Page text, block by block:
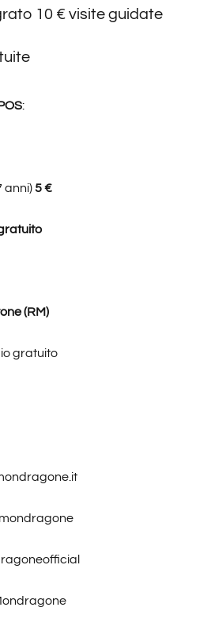
to 10 € visite guidate
:
anni)5 €
(RM)
gratuito